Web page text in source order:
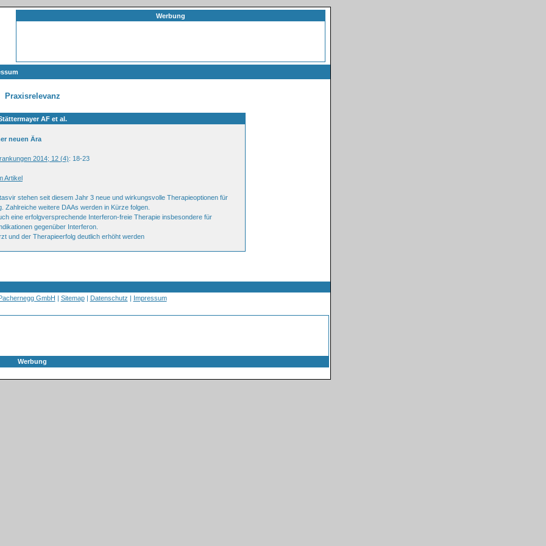
Werbung
Praxisrelevanz
AF et al.
neuen Ära
2014; 12 (4): 18-23
Artikel
stehen seit diesem Jahr 3 neue und wirkungsvolle Therapieoptionen für
Zahlreiche weitere DAAs werden in Kürze folgen.
eine erfolgversprechende Interferon-freie Therapie insbesondere für
gegenüber Interferon.
und der Therapieerfolg deutlich erhöht werden
GmbH | Sitemap| Datenschutz | Impressum
Werbung